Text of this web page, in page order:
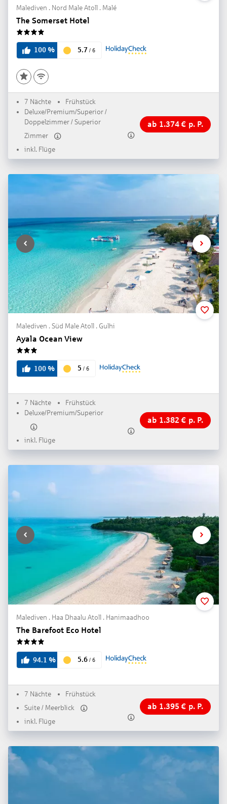
Malediven . Nord Male Atoll . Malé
The Somerset Hotel
100% 5.7 / 6
7 Nächte
Frühstück
Deluxe/Premium/Superior /
Doppelzimmer / Superior
Zimmer
inkl. Flüge
ab 1.374€ p. P.
Malediven . Süd Male Atoll . Gulhi
Ayala Ocean View
3
100% 5 / 6
7 Nächte
Frühstück
Deluxe/Premium/Superior
inkl. Flüge
ab 1.382 € p. P.
Malediven . Haa Dhaalu Atoll . Hanimaadhoo
The Barefoot Eco Hotel
4
94.1 % 5.6 / 6
7 Nächte
Frühstück
Suite / Meerblick
inkl. Flüge
ab 1.395 € p. P.